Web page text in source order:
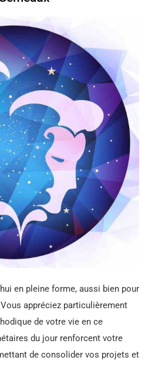
en pleine forme, aussi bien pour
appréciez particulièrement
de votre vie en ce
du jour renforcent votre
de consolider vos projets et